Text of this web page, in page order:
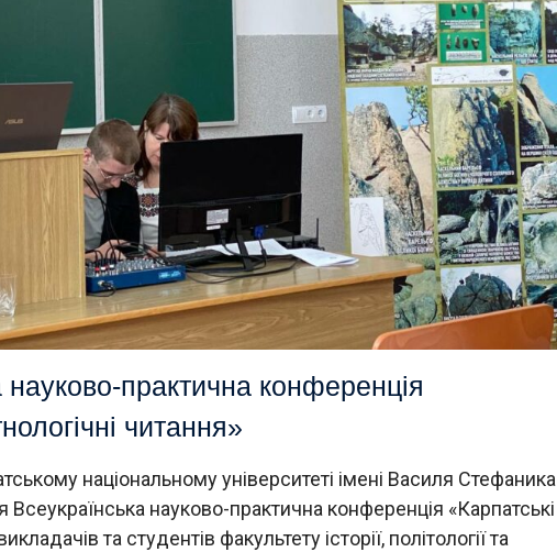
науково-практична конференція
читання»
національному університеті імені Василя Стефаника
науково-практична конференція «Карпатські
та студентів факультету історії, політології та